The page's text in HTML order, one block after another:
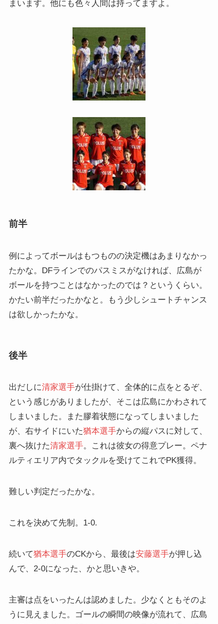
まいます。他にも色々人間は持ってますよ。
前半
例によってボールはもつものの決定機はあまりなかっ
たかな。DFラインでのパスミスがなければ、広島が
ボールを持つことはなかったのでは？というくらい。
かたい前半だったかなと。もう少しシュートチャンス
は欲しかったかな。
後半
出だしに清家選手が仕掛けて、全体的に点をとるぞ、
という感じがありましたが、そこは広島にかわされて
しまいました。また膠着状態になってしまいました
が、右サイドにいた猶本選手からの縦パスに対して、
裏へ抜けた清家選手。これは彼女の得意プレー。ペナ
ルティエリア内でタックルを受けてこれでPK獲得。
難しい判定だったかな。
これを決めて先制。1-0.
続いて猶本選手のCKから、最後は安藤選手が押し込
んで、2-0になった、かと思いきや。
主審は点をいったんは認めました。少なくともそのよ
うに見えました。ゴールの瞬間の映像が流れて、広島